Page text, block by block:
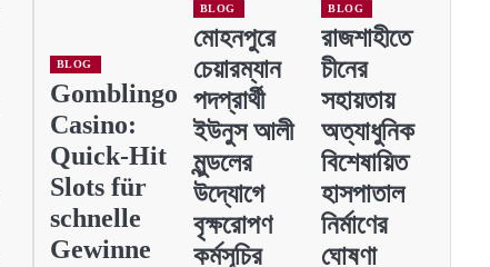
BLOG
Gomblingo
Casino:
Quick‑Hit
Slots für
schnelle
Gewinne
BLOG
মোহনপুরে
চেয়ারম্যান
পদপ্রার্থী
ইউনুস আলী
মুন্ডলের
উদ্যোগে
বৃক্ষরোপণ
কর্মসূচির
BLOG
রাজশাহীতে
চীনের
সহায়তায়
অত্যাধুনিক
বিশেষায়িত
হাসপাতাল
নির্মাণের
ঘোষণা